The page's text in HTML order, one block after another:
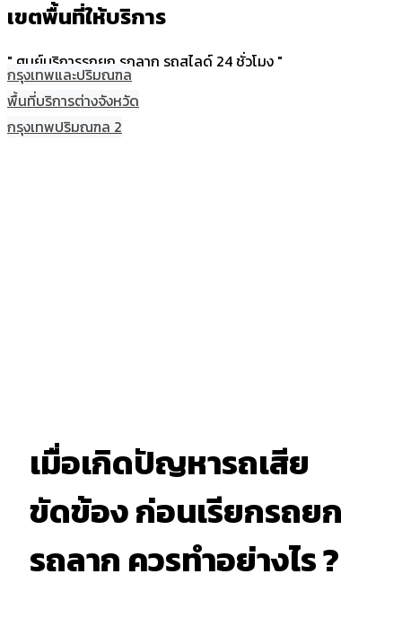
เขตพื้นที่ให้บริการ
" ศูนย์บริการรถยก รถลาก รถสไลด์ 24 ชั่วโมง "
กรุงเทพและปริมณฑล
พื้นที่บริการต่างจังหวัด
กรุงเทพปริมณฑล 2
เมื่อเกิดปัญหารถเสีย
ขัดข้อง ก่อนเรียกรถยก
รถลาก ควรทำอย่างไร ?